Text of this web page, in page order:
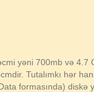
yəni 700mb və 4.7
Tutalımkı hər
formasında) diskə